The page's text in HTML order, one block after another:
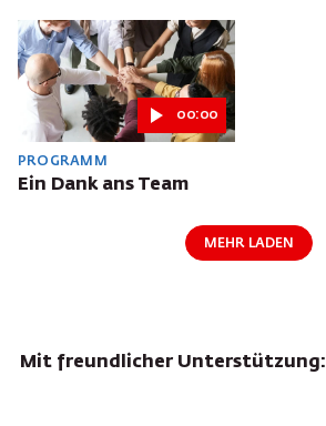
00:00
PROGRAMM
Ein Dank ans Team
MEHR LADEN
Mit freundlicher Unterstützung: